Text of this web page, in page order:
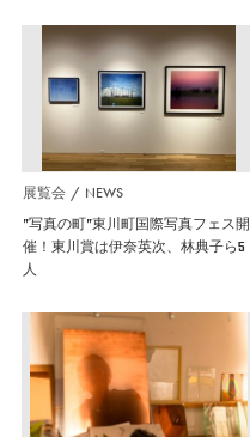
展覧会 NEWS
”写真の町”東川町国際写真フェス開
催！東川賞は伊奈英次、林典子ら5
人